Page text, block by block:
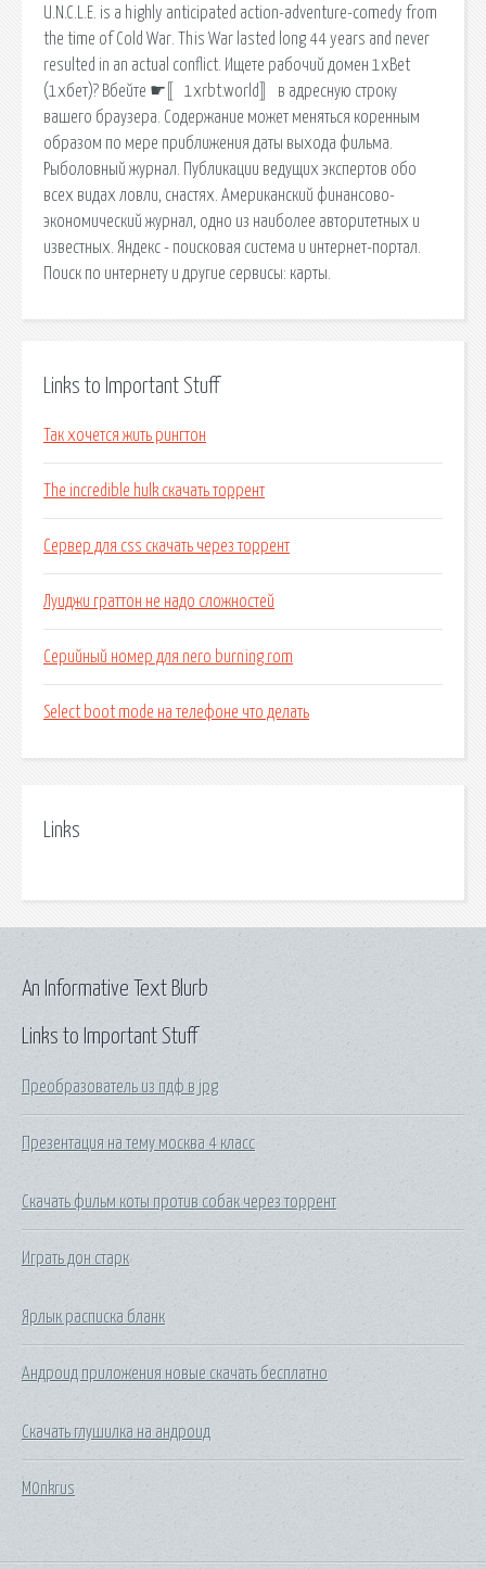
U.N.C.L.E. is a highly anticipated action-adventure-comedy from
the time of Cold War. This War lasted long 44 years and never
resulted in an actual conflict. Ищете рабочий домен 1xBet
(1хбет)? Вбейте ☛〚1xrbt.world〛в адресную строку
вашего браузера. Содержание может меняться коренным
образом по мере приближения даты выхода фильма.
Рыболовный журнал. Публикации ведущих экспертов обо
всех видах ловли, снастях. Американский финансово-
экономический журнал, одно из наиболее авторитетных и
известных. Яндекс - поисковая система и интернет-портал.
Поиск по интернету и другие сервисы: карты.
Links to Important Stuff
Так хочется жить рингтон
The incredible hulk скачать торрент
Сервер для css скачать через торрент
Луиджи граттон не надо сложностей
Серийный номер для nero burning rom
Select boot mode на телефоне что делать
Links
Links to Important Stuff
Преобразователь из пдф в jpg
Презентация на тему москва 4 класс
Скачать фильм коты против собак через торрент
Играть дон старк
Ярлык расписка бланк
Андроид приложения новые скачать бесплатно
Скачать глушилка на андроид
M0nkrus
An Informative Text Blurb